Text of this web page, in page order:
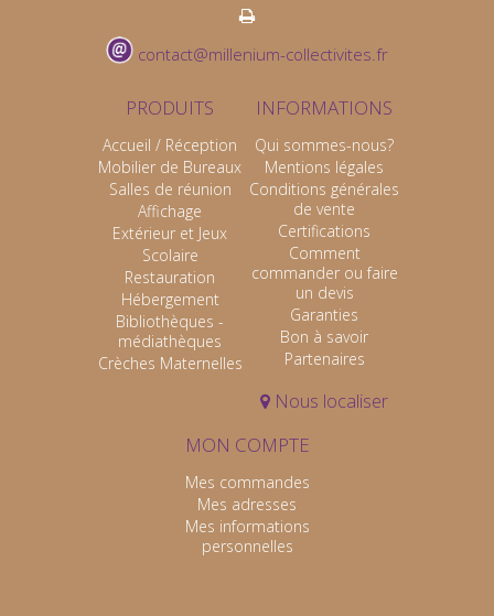
contact@millenium-collectivites.fr
PRODUITS
Accueil / Réception
Mobilier de Bureaux
Salles de réunion
Affichage
Extérieur et Jeux
Scolaire
Restauration
Hébergement
Bibliothèques -
médiathèques
Crèches Maternelles
INFORMATIONS
Qui sommes-nous?
Mentions légales
Conditions générales
de vente
Certifications
Comment
commander ou faire
un devis
Garanties
Bon à savoir
Partenaires
Nous localiser
MON COMPTE
Mes commandes
Mes adresses
Mes informations
personnelles